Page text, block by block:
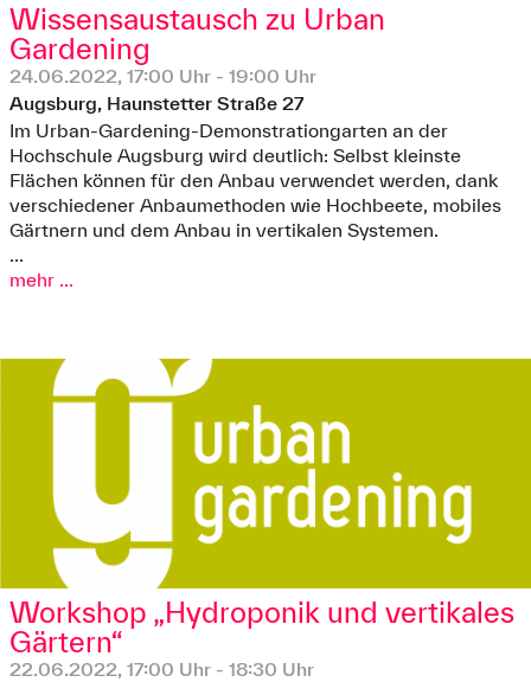
Wissensaustausch zu Urban
Gardening
24.06.2022, 17:00 Uhr - 19:00 Uhr
Augsburg, Haunstetter Straße 27
Im Urban-Gardening-Demonstrationgarten an der
Hochschule Augsburg wird deutlich: Selbst kleinste
Flächen können für den Anbau verwendet werden, dank
verschiedener Anbaumethoden wie Hochbeete, mobiles
Gärtnern und dem Anbau in vertikalen Systemen.
mehr ...
Workshop „Hydroponik und vertikales
Gärtern“
22.06.2022, 17:00 Uhr - 18:30 Uhr